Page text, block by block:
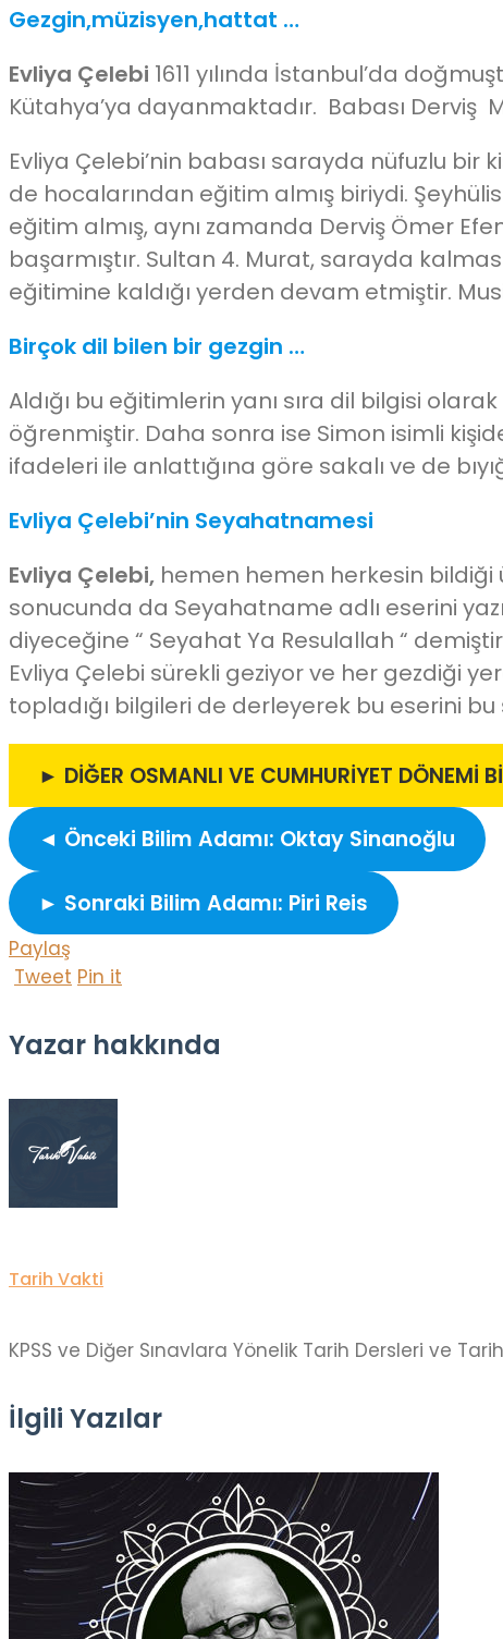
Gezgin,müzisyen,hattat …
Evliya Çelebi 1611 yılında İstanbul’da
Kütahya’ya dayanmaktadır. Babası Derviş
Evliya Çelebi’nin babası sarayda nüfuzlu bir
de hocalarından eğitim almış biriydi.
eğitim almış, aynı zamanda Derviş Ömer
başarmıştır. Sultan 4. Murat, sarayda
eğitimine kaldığı yerden devam etmiştir.
Birçok dil bilen bir gezgin …
Aldığı bu eğitimlerin yanı sıra dil bilgisi
öğrenmiştir. Daha sonra ise Simon isimli
ifadeleri ile anlattığına göre sakalı ve de
Evliya Çelebi’nin Seyahatnamesi
Evliya Çelebi, hemen hemen herkesin bildiği
sonucunda da Seyahatname adlı eserini
diyeceğine “ Seyahat Ya Resulallah “
Evliya Çelebi sürekli geziyor ve her gezdiği
topladığı bilgileri de derleyerek bu eserini bu
► DİĞER OSMANLI VE CUMHURİYET DÖNEMİ
◄ Önceki Bilim Adamı: Oktay Sinanoğlu
► Sonraki Bilim Adamı: Piri Reis
Paylaş
Tweet Pin it
Yazar hakkında
Tarih Vakti
KPSS ve Diğer Sınavlara Yönelik Tarih Dersleri ve
İlgili Yazılar